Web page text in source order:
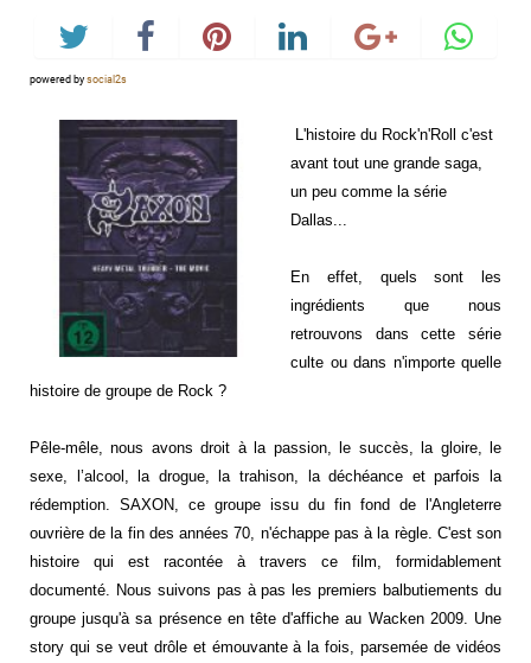
powered by social2s
L'histoire du Rock'n'Roll c'est
avant tout une grande saga,
un peu comme la série
Dallas...
En effet, quels sont les
ingrédients que nous
retrouvons dans cette série
culte ou dans n'importe quelle
histoire de groupe de Rock ?
Pêle-mêle, nous avons droit à la passion, le succès, la gloire, le
sexe, l’alcool, la drogue, la trahison, la déchéance et parfois la
rédemption. SAXON, ce groupe issu du fin fond de l'Angleterre
ouvrière de la fin des années 70, n'échappe pas à la règle. C'est son
histoire qui est racontée à travers ce film, formidablement
documenté. Nous suivons pas à pas les premiers balbutiements du
groupe jusqu'à sa présence en tête d'affiche au Wacken 2009. Une
story qui se veut drôle et émouvante à la fois, parsemée de vidéos